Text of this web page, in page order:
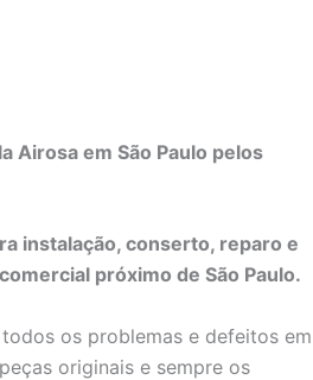
Airosa em São Paulo pelos
instalação, conserto, reparo e
próximo de São Paulo.
os problemas e defeitos em
originais e sempre os